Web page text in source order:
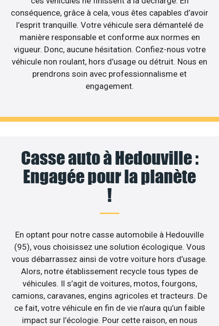
conséquence, grâce à cela, vous êtes capables d’avoir
l’esprit tranquille. Votre véhicule sera démantelé de
manière responsable et conforme aux normes en
vigueur. Donc, aucune hésitation. Confiez-nous votre
véhicule non roulant, hors d’usage ou détruit. Nous en
prendrons soin avec professionnalisme et
engagement.
Casse auto à Hedouville :
Engagée pour la planète
!
En optant pour notre casse automobile à Hedouville
(95), vous choisissez une solution écologique. Vous
vous débarrassez ainsi de votre voiture hors d’usage.
Alors, notre établissement recycle tous types de
véhicules. Il s’agit de voitures, motos, fourgons,
camions, caravanes, engins agricoles et tracteurs. De
ce fait, votre véhicule en fin de vie n’aura qu’un faible
impact sur l’écologie. Pour cette raison, en nous